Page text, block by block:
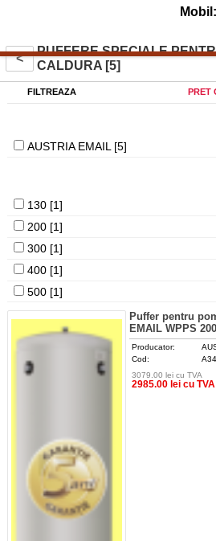
<
PUFFERE SPECIALE
CALDURA [5]
FILTREAZA PRET
AUSTRIA EMAIL [5]
130 [1]
200 [1]
300 [1]
400 [1]
500 [1]
Puffer pentru
EMAIL WPPS
Producator:
Cod:
3079.00 lei cu TVA
2985.00 lei cu TVA